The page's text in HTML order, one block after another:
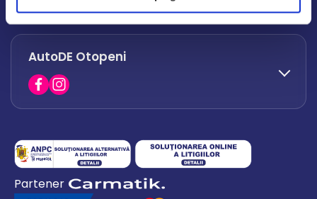
office.afumati@autode.ro
0730 063 852
0730 063 851
AutoDE Otopeni
0754 649 360
office.premium@autode.ro
Partener